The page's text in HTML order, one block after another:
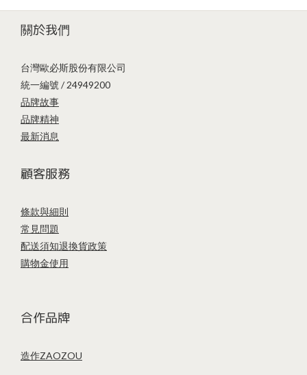
關於我們
台灣歐必斯股份有限公司
統一編號 / 24949200
品牌故事
品牌精神
最新消息
顧客服務
條款與細則
常見問題
配送須知退換貨政策
購物金使用
合作品牌
造作ZAOZOU